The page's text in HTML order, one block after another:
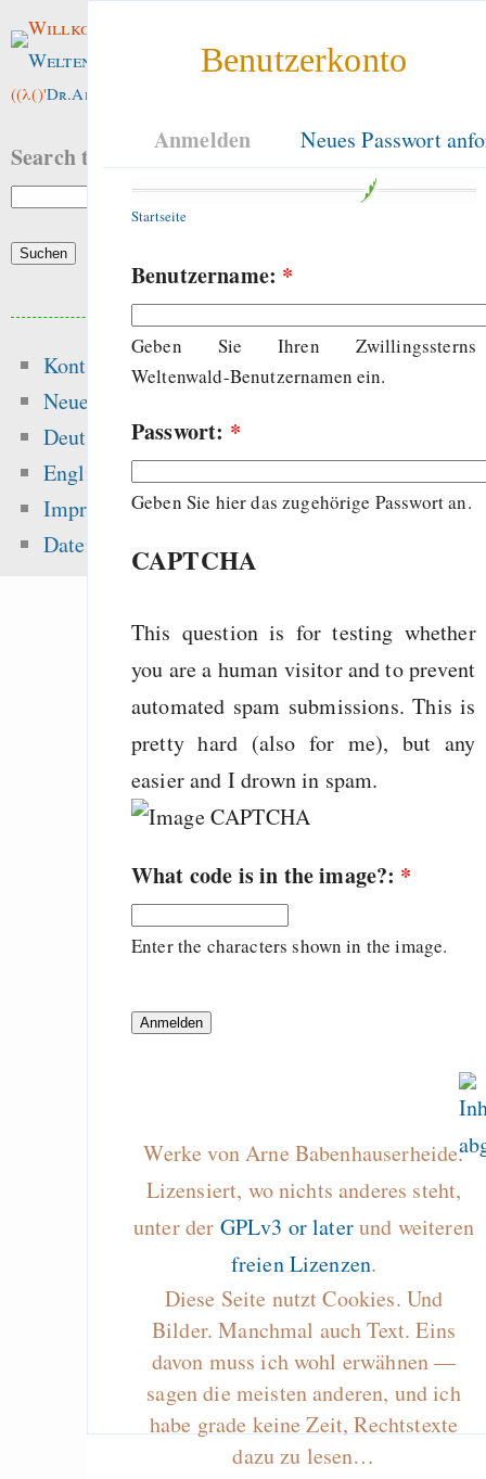
Benutzerkonto
Anmelden Neues Passwort
Startseite
Benutzername: *
Geben Sie Ihren Zwillingssterns
Weltenwald-Benutzernamen ein.
Passwort: *
Geben Sie hier das zugehörige Passwort an.
CAPTCHA
This question is for testing whether
you are a human visitor and to prevent
automated spam submissions. This is
pretty hard (also for me), but any
easier and I drown in spam.
What code is in the image?: *
Enter the characters shown in the image.
Werke von Arne Babenhauserheide.
Lizensiert, wo nichts anderes steht,
unter der GPLv3 or laterund weiteren
freien Lizenzen.
Diese Seite nutzt Cookies. Und
Bilder. Manchmal auch Text. Eins
davon muss ich wohl erwähnen —
sagen die meisten anderen, und ich
habe grade keine Zeit, Rechtstexte
dazu zu lesen…
Willkommen im
Weltenwald
((λ()'Dr.ArneBab
Search this site:
Kontakt
Neue Inhalte
Deutsch
English
Impressum
Datenschutz
Beliebte Inhalte
Heute:
and the
noncommercial
Zuletzt angezeigt:
- Mercurial (hg) und
(bzr)
command interface
versprechen
Draketo neu: Beiträge
Alltag in
Klimaneutralen Welt
Nebelfest -
Rissen
Curb impacts
programming to
EU sovereignty
Es gibt Fakten
Measured